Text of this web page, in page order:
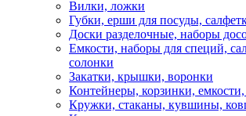
Вилки, ложки
Губки, ерши для посуды,
Доски разделочные, наборы
Емкости, наборы для специй,
солонки
Закатки, крышки, воронки
Контейнеры, корзинки,
Кружки, стаканы, кувшины,